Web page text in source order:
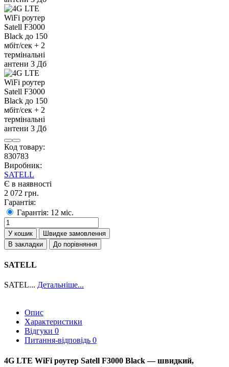
Код товару:
830783
Виробник:
SATELL
Є в наявності
2 072 грн.
Гарантія:
Гарантія: 12 міс.
У кошик
Швидке замовлення
В закладки
До порівняння
SATELL
SATEL... Детальніше...
Опис
Характеристики
Відгуки 0
Питання-відповідь 0
4G LTE WiFi роутер Satell F3000 Black — швидкий,